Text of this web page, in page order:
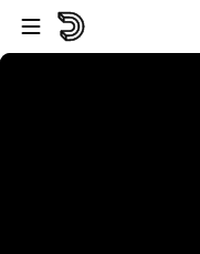
Vai al lettore
Passa al contenuto